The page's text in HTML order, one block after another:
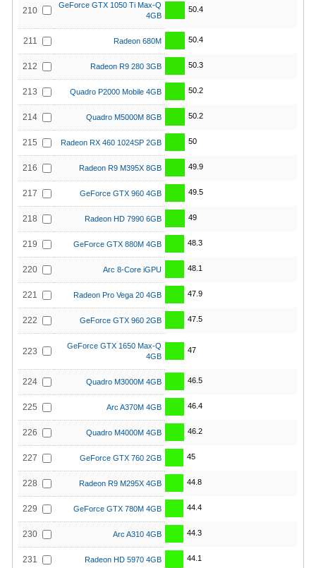
210
GeForce GTX 1050 Ti Max-Q
4GB
50.4
211 Radeon 680M 50.4
212 Radeon R9 280 3GB 50.3
213 Quadro P2000 Mobile 4GB 50.2
214 Quadro M5000M 8GB 50.2
215 Radeon RX 460 1024SP 2GB 50
216 Radeon R9 M395X 8GB 49.9
217 GeForce GTX 960 4GB 49.5
218 Radeon HD 7990 6GB 49
219 GeForce GTX 880M 4GB 48.3
220 Arc 8-Core iGPU 48.1
221 Radeon Pro Vega 20 4GB 47.9
222 GeForce GTX 960 2GB 47.5
223
GeForce GTX 1650 Max-Q
4GB
47
224 Quadro M3000M 4GB 46.5
225 Arc A370M 4GB 46.4
226 Quadro M4000M 4GB 46.2
227 GeForce GTX 760 2GB 45
228 Radeon R9 M295X 4GB 44.8
229 GeForce GTX 780M 4GB 44.4
230 Arc A310 4GB 44.3
231 Radeon HD 5970 4GB 44.1